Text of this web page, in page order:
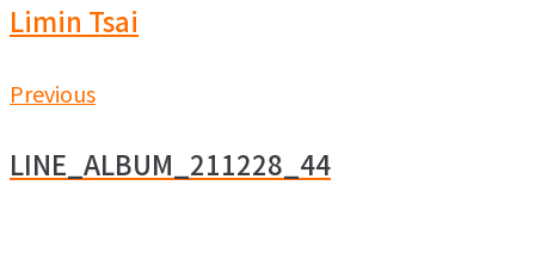
Limin Tsai
文
導
Previous
Previous
LINE_ALBUM_211228_44